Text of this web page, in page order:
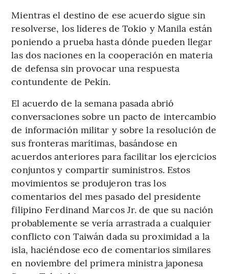
Mientras el destino de ese acuerdo sigue sin
resolverse, los líderes de Tokio y Manila están
poniendo a prueba hasta dónde pueden llegar
las dos naciones en la cooperación en materia
de defensa sin provocar una respuesta
contundente de Pekín.
El acuerdo de la semana pasada abrió
conversaciones sobre un pacto de intercambio
de información militar y sobre la resolución de
sus fronteras marítimas, basándose en
acuerdos anteriores para facilitar los ejercicios
conjuntos y compartir suministros. Estos
movimientos se produjeron tras los
comentarios del mes pasado del presidente
filipino Ferdinand Marcos Jr. de que su nación
probablemente se vería arrastrada a cualquier
conflicto con Taiwán dada su proximidad a la
isla, haciéndose eco de comentarios similares
en noviembre del primera ministra japonesa